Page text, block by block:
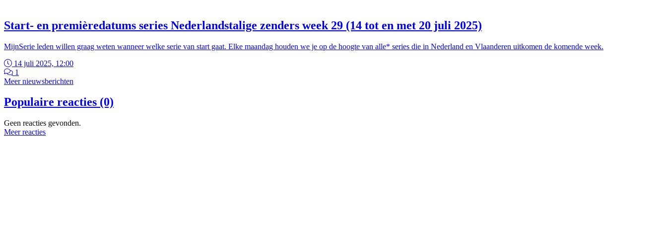
Start- en premièredatums series Nederlandstalige zenders week 29 (14 tot en met 20 juli 2025)
MijnSerie leden willen graag weten wanneer welke serie van start gaat. Elke maandag houden we je op de hoogte van alle* series die in Nederland en Vlaanderen uitkomen de komende week.
14 juli 2025, 12:00
1
Meer nieuwsberichten
Populaire reacties (0)
Geen reacties gevonden.
Meer reacties